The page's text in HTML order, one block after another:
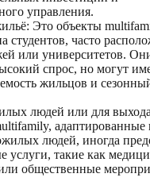
управления.
Это объекты
студентов, часто
или университетов.
спрос, но могут
жильцов и
людей или для
адаптированные
людей, иногда
услуги, такие как
общественные